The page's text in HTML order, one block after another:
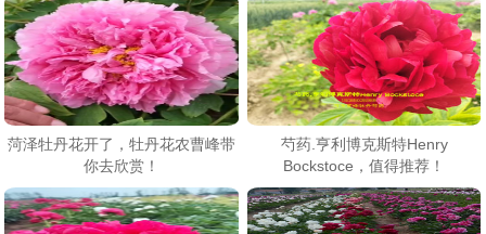
菏泽牡丹花开了，牡丹花农曹峰带
你去欣赏！
芍药.亨利博克斯特Henry
Bockstoce，值得推荐！